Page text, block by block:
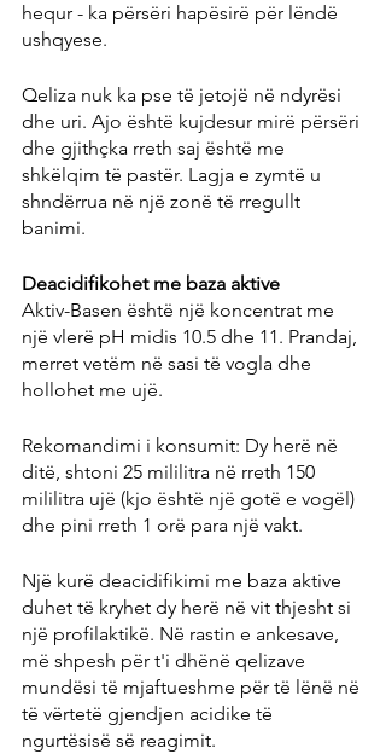
hequr - ka përsëri hapësirë ​​për lëndë
ushqyese.
Qeliza nuk ka pse të jetojë në ndyrësi
dhe uri. Ajo është kujdesur mirë përsëri
dhe gjithçka rreth saj është me
shkëlqim të pastër. Lagja e zymtë u
shndërrua në një zonë të rregullt
banimi.
Deacidifikohet me baza aktive
Aktiv-Basen është një koncentrat me
një vlerë pH midis 10.5 dhe 11. Prandaj,
merret vetëm në sasi të vogla dhe
hollohet me ujë.
Rekomandimi i konsumit: Dy herë në
ditë, shtoni 25 mililitra në rreth 150
mililitra ujë (kjo është një gotë e vogël)
dhe pini rreth 1 orë para një vakt.
Një kurë deacidifikimi me baza aktive
duhet të kryhet dy herë në vit thjesht si
një profilaktikë. Në rastin e ankesave,
më shpesh për t'i dhënë qelizave
mundësi të mjaftueshme për të lënë në
të vërtetë gjendjen acidike të
ngurtësisë së reagimit.